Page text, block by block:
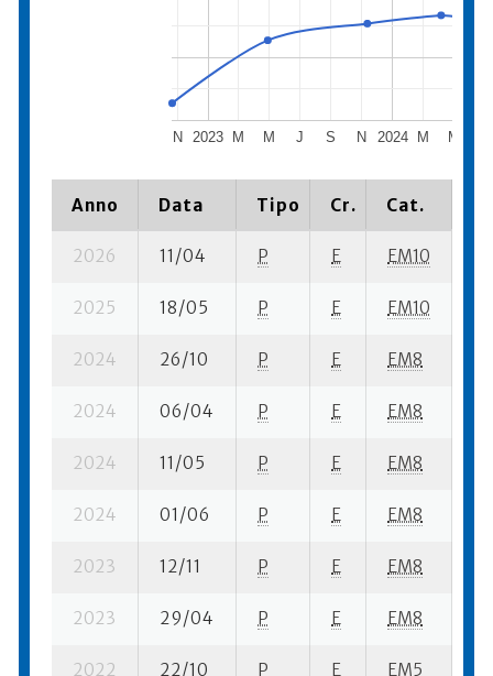
2023 2024
N M M J S N M M
Anno Data Tipo Cr. Cat.
2026 11/04 P E EM10
2025 18/05 P E EM10
2024 26/10 P E EM8
2024 06/04 P E EM8
2024 11/05 P E EM8
2024 01/06 P E EM8
2023 12/11 P E EM8
2023 29/04 P E EM8
2022 22/10 P E EM5